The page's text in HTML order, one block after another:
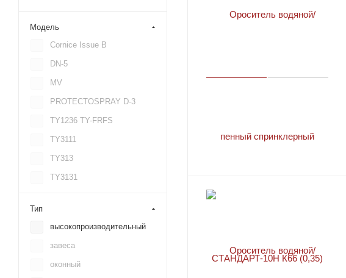
Модель
Cornice Issue B
DN-5
MV
PROTECTOSPRAY D-3
TY1236 TY-FRFS
TY3111
TY313
TY3131
Тип
высокопроизводительный
завеса
оконный